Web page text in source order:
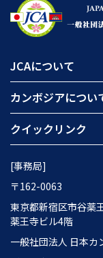
JCAについて
カンボジアについ
クイックリンク
[事務局]
〒162-0063
東京都新宿区市谷薬
薬王寺ビル4階
一般社団法人 日本カ